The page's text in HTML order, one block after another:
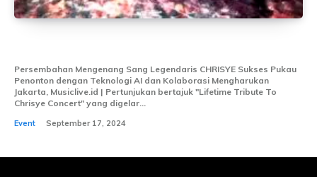
Persembahan Mengenang Sang Legendaris CHRISYE Sukses Pukau
Penonton dengan Teknologi AI dan Kolaborasi Mengharukan
Jakarta, Musiclive.id | Pertunjukan bertajuk "Lifetime Tribute To
Chrisye Concert" yang digelar...
Event September 17, 2024